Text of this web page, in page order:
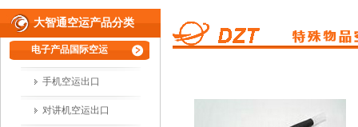
大智通空运产品分类
电子产品国际空运
手机空运出口
对讲机空运出口